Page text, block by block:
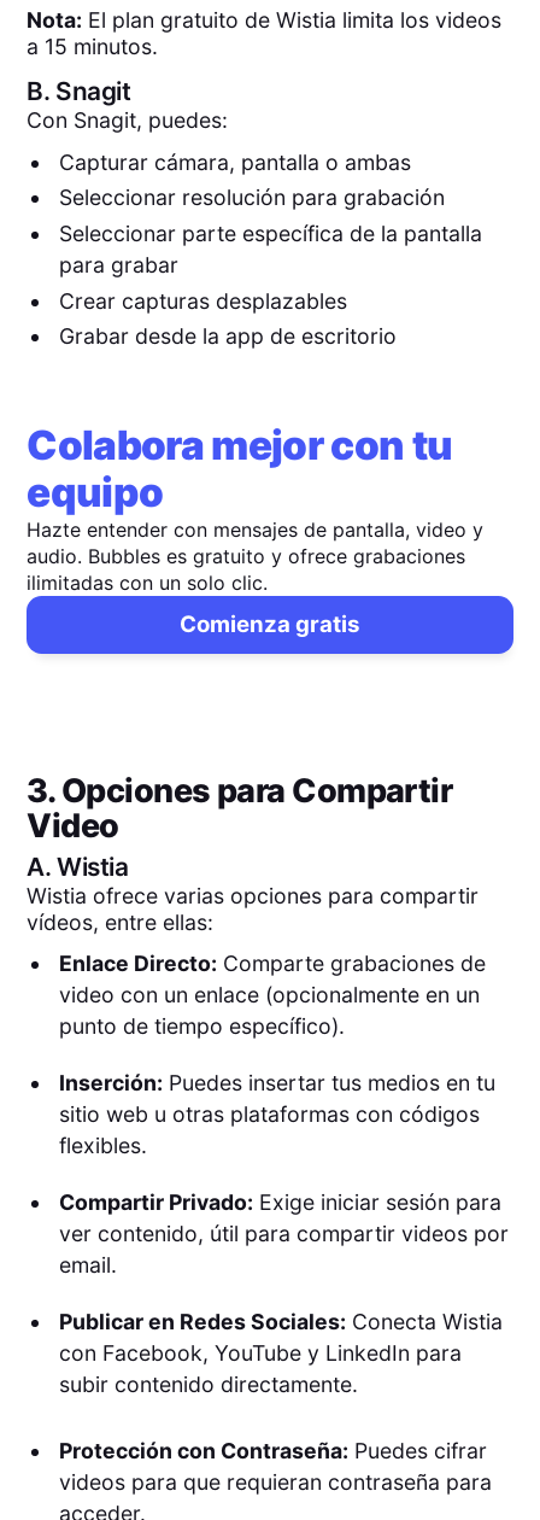
Nota: El plan gratuito de Wistia limita los videos
a 15 minutos.
B. Snagit
Con Snagit, puedes:
Capturar cámara, pantalla o ambas
Seleccionar resolución para grabación
Seleccionar parte específica de la pantalla
para grabar
Crear capturas desplazables
Grabar desde la app de escritorio
Colabora mejor con tu
equipo
Hazte entender con mensajes de pantalla, video y
audio. Bubbles es gratuito y ofrece grabaciones
ilimitadas con un solo clic.
Comienza gratis
3. Opciones para Compartir
Video
A.Wistia
Wistia ofrece varias opciones para compartir
vídeos, entre ellas:
Enlace Directo: Comparte grabaciones de
video con un enlace (opcionalmente en un
punto de tiempo específico).
Inserción: Puedes insertar tus medios en tu
sitio web u otras plataformas con códigos
flexibles.
Compartir Privado: Exige iniciar sesión para
ver contenido, útil para compartir videos por
email.
Publicar en Redes Sociales: Conecta Wistia
con Facebook, YouTube y LinkedIn para
subir contenido directamente.
Protección con Contraseña: Puedes cifrar
videos para que requieran contraseña para
acceder.